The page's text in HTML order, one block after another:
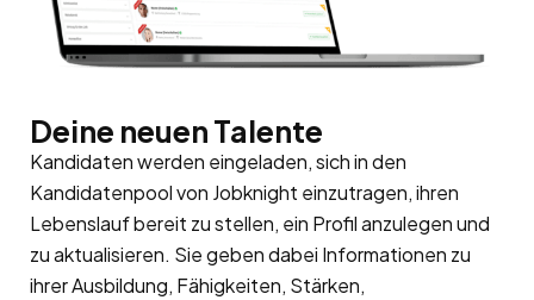
Deine neuen Talente
Kandidaten werden eingeladen, sich in den
Kandidatenpoolvon Jobknight einzutragen, ihren
Lebenslauf bereit zu stellen, ein Profil anzulegen und
zu aktualisieren. Sie geben dabei Informationen zu
ihrer Ausbildung, Fähigkeiten, Stärken,